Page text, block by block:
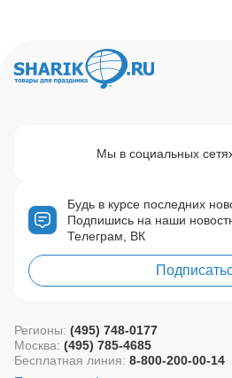
Будь в курсе последних
Подпишись на наши
Телеграм, ВК
Мы в социальных
Регионы: (495) 748-0177
Москва: (495) 785-4685
Бесплатная линия: 8-800-200-00-14